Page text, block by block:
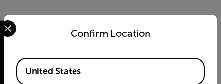
2026 © Flir All rights reserved.
Confirm Location
Select your preferred country and language from the
Available Locations
United States